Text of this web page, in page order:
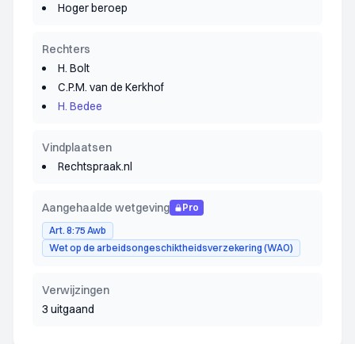
Hoger beroep
Rechters
H. Bolt
C.P.M. van de Kerkhof
H. Bedee
Vindplaatsen
Rechtspraak.nl
Aangehaalde wetgeving
Pro
Art. 8:75 Awb
Wet op de arbeidsongeschiktheidsverzekering (WAO)
Verwijzingen
3 uitgaand